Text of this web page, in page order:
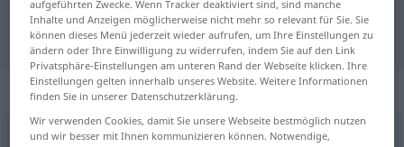
"Turek" Deutsch Übersetzung
„Turek“: maskulin
Turek m
aufgeführten Zwecke. Wenn Tracker deaktiviert sind, sind manche
Inhalte und Anzeigen möglicherweise nicht mehr so relevant für Sie. Sie
können dieses Menü jederzeit wieder aufrufen, um Ihre Einstellungen zu
ändern oder Ihre Einwilligung zu widerrufen, indem Sie auf den Link
Privatsphäre-Einstellungen am unteren Rand der Webseite klicken. Ihre
Einstellungen gelten innerhalb unseres Website. Weitere Informationen
finden Sie in unserer Datenschutzerklärung.
Wir verwenden Cookies, damit Sie unsere Webseite bestmöglich nutzen
und wir besser mit Ihnen kommunizieren können. Notwendige,